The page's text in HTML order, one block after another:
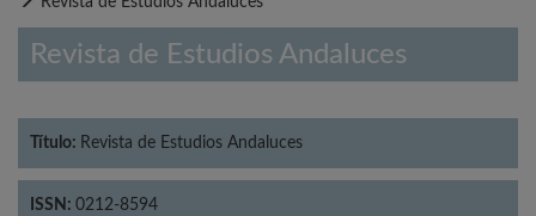
Revista de Estudios Andaluces
Título: Revista de Estudios Andaluces
ISSN: 0212-8594